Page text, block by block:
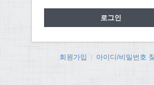
회원가입 아이디/비밀번호